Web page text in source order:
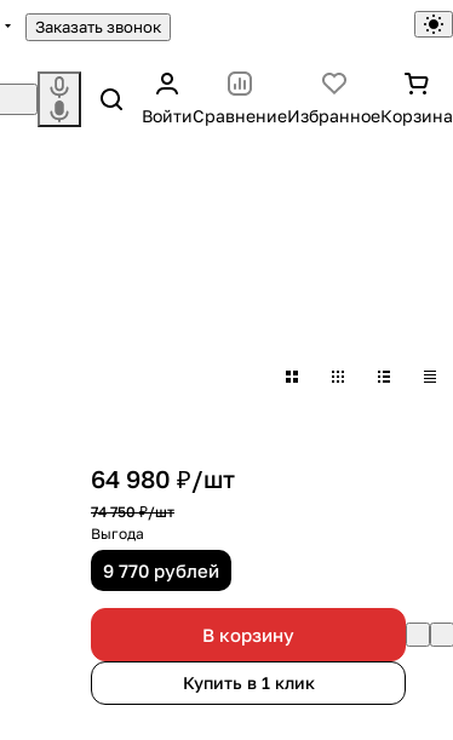
Заказать звонок
ВойтиСравнениеИзбранноеКорзина
64 980 ₽/шт
74 750 ₽/шт
Выгода
9 770 рублей
В корзину
Купить в 1 клик